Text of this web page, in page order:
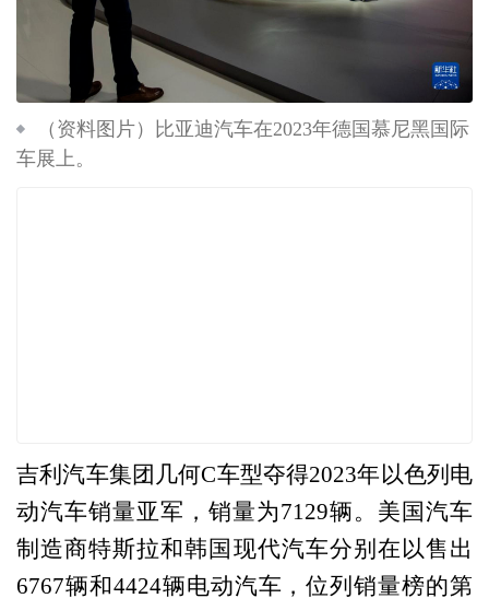
（资料图片）比亚迪汽车在2023年德国慕尼黑国际
车展上。
吉利汽车集团几何C车型夺得2023年以色列电
动汽车销量亚军，销量为7129辆。美国汽车
制造商特斯拉和韩国现代汽车分别在以售出
6767辆和4424辆电动汽车，位列销量榜的第